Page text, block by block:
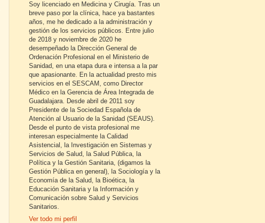
Soy licenciado en Medicina y Cirugía. Tras un
breve paso por la clínica, hace ya bastantes
años, me he dedicado a la administración y
gestión de los servicios públicos. Entre julio
de 2018 y noviembre de 2020 he
desempeñado la Dirección General de
Ordenación Profesional en el Ministerio de
Sanidad, en una etapa dura e intensa a la par
que apasionante. En la actualidad presto mis
servicios en el SESCAM, como Director
Médico en la Gerencia de Área Integrada de
Guadalajara. Desde abril de 2011 soy
Presidente de la Sociedad Española de
Atención al Usuario de la Sanidad (SEAUS).
Desde el punto de vista profesional me
interesan especialmente la Calidad
Asistencial, la Investigación en Sistemas y
Servicios de Salud, la Salud Pública, la
Política y la Gestión Sanitaria, (digamos la
Gestión Pública en general), la Sociología y la
Economía de la Salud, la Bioética, la
Educación Sanitaria y la Información y
Comunicación sobre Salud y Servicios
Sanitarios.
Ver todo mi perfil